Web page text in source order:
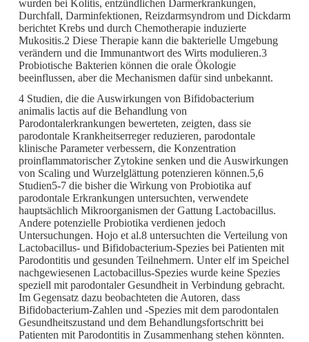
wurden bei Kolitis, entzündlichen Darmerkrankungen,
Durchfall, Darminfektionen, Reizdarmsyndrom und Dickdarm
berichtet Krebs und durch Chemotherapie induzierte
Mukositis.2 Diese Therapie kann die bakterielle Umgebung
verändern und die Immunantwort des Wirts modulieren.3
Probiotische Bakterien können die orale Ökologie
beeinflussen, aber die Mechanismen dafür sind unbekannt.
4 Studien, die die Auswirkungen von Bifidobacterium
animalis lactis auf die Behandlung von
Parodontalerkrankungen bewerteten, zeigten, dass sie
parodontale Krankheitserreger reduzieren, parodontale
klinische Parameter verbessern, die Konzentration
proinflammatorischer Zytokine senken und die Auswirkungen
von Scaling und Wurzelglättung potenzieren können.5,6
Studien5-7 die bisher die Wirkung von Probiotika auf
parodontale Erkrankungen untersuchten, verwendete
hauptsächlich Mikroorganismen der Gattung Lactobacillus.
Andere potenzielle Probiotika verdienen jedoch
Untersuchungen. Hojo et al.8 untersuchten die Verteilung von
Lactobacillus- und Bifidobacterium-Spezies bei Patienten mit
Parodontitis und gesunden Teilnehmern. Unter elf im Speichel
nachgewiesenen Lactobacillus-Spezies wurde keine Spezies
speziell mit parodontaler Gesundheit in Verbindung gebracht.
Im Gegensatz dazu beobachteten die Autoren, dass
Bifidobacterium-Zahlen und -Spezies mit dem parodontalen
Gesundheitszustand und dem Behandlungsfortschritt bei
Patienten mit Parodontitis in Zusammenhang stehen könnten.